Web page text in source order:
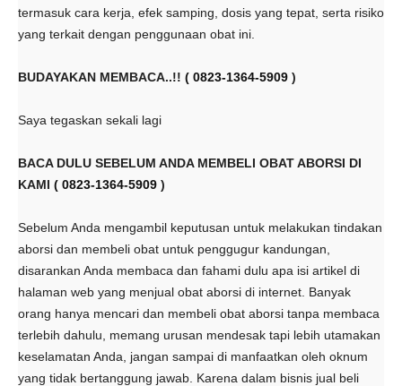
termasuk cara kerja, efek samping, dosis yang tepat, serta risiko
yang terkait dengan penggunaan obat ini.
BUDAYAKAN MEMBACA..!! ( 0823-1364-5909 )
Saya tegaskan sekali lagi
BACA DULU SEBELUM ANDA MEMBELI OBAT ABORSI DI
KAMI ( 0823-1364-5909 )
Sebelum Anda mengambil keputusan untuk melakukan tindakan
aborsi dan membeli obat untuk penggugur kandungan,
disarankan Anda membaca dan fahami dulu apa isi artikel di
halaman web yang menjual obat aborsi di internet. Banyak
orang hanya mencari dan membeli obat aborsi tanpa membaca
terlebih dahulu, memang urusan mendesak tapi lebih utamakan
keselamatan Anda, jangan sampai di manfaatkan oleh oknum
yang tidak bertanggung jawab. Karena dalam bisnis jual beli